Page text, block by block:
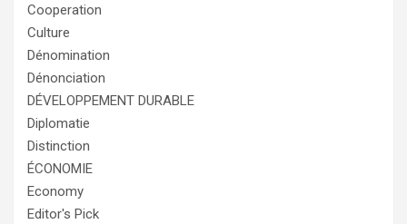
Cooperation
Culture
Dénomination
Dénonciation
DÉVELOPPEMENT DURABLE
Diplomatie
Distinction
ÉCONOMIE
Economy
Editor's Pick